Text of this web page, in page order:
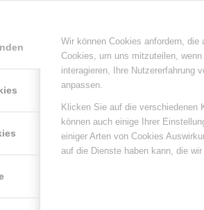
Wir können Cookies anfordern,
Cookies, um uns mitzuteilen,
interagieren, Ihre Nutzererfahrung
anpassen.
Klicken Sie auf die verschiedenen
können auch einige Ihrer
einiger Arten von Cookies
auf die Dienste haben kann, die